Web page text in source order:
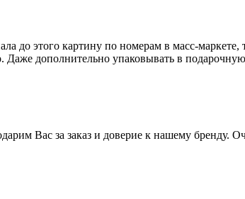
до этого картину по номерам в масс-
Даже дополнительно упаковывать в
Вас за заказ и доверие к нашему бренду.